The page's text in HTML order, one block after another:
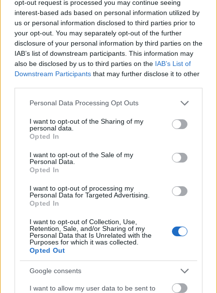
opt-out request is processed you may continue seeing
interest-based ads based on personal information utilized by
us or personal information disclosed to third parties prior to
your opt-out. You may separately opt-out of the further
disclosure of your personal information by third parties on the
IAB’s list of downstream participants. This information may
also be disclosed by us to third parties on the IAB’s List of
Downstream Participants that may further disclose it to other
Please note that this website/app uses one or more Google
not limited to your visit or usage behaviour. You may click to
grant or deny consent to Google and its third-party tags to
use your data for below specified purposes in below Google
consent section.
Personal Data Processing Opt Outs
I want to opt-out of the Sharing of my
personal data.
Opted In
I want to opt-out of the Sale of my
Personal Data.
Opted In
I want to opt-out of processing my
Personal Data for Targeted Advertising.
Opted In
I want to opt-out of Collection, Use,
Retention, Sale, and/or Sharing of my
Personal Data that Is Unrelated with the
Purposes for which it was collected.
Opted Out
Google consents
I want to allow my user data to be sent to
Νίκος Χαρδαλιάς: «Μηδενική ανοχή και σε νομικό
επίπεδο για τους υπαίτιους της πυρκαγιάς στη Δυτική
Αττική»
ΑΝΑΡΤΗΘΗΚΕ ΑΠΟ ΓΙΆΝΝΗΣ ΚΟΝΤΟΓΕΏΡΓΟΣ